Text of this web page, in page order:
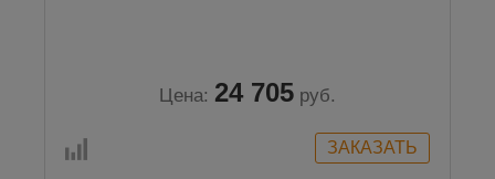
Цена: 24 705 руб.